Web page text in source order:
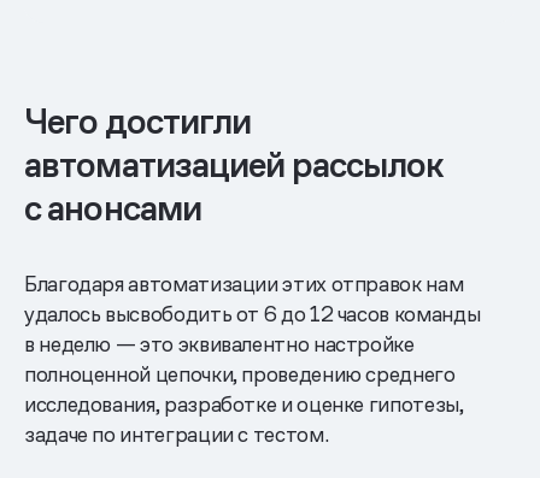
Чего достигли
автоматизацией рассылок
с анонсами
Благодаря автоматизации этих отправок нам
удалось высвободить от 6 до 12 часов команды
в неделю — это эквивалентно настройке
полноценной цепочки, проведению среднего
исследования, разработке и оценке гипотезы,
задаче по интеграции с тестом.